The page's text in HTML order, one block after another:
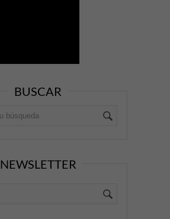
BUSCAR
NEWSLETTER